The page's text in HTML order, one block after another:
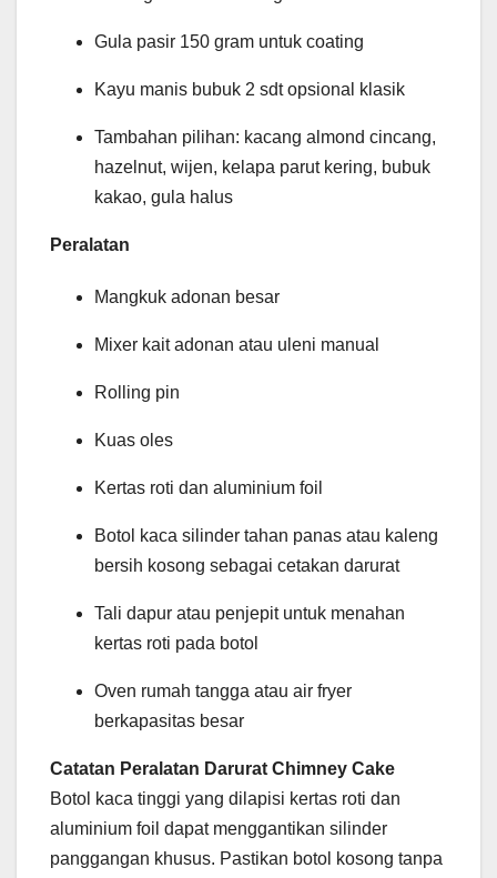
Gula pasir 150 gram untuk coating
Kayu manis bubuk 2 sdt opsional klasik
Tambahan pilihan: kacang almond cincang,
hazelnut, wijen, kelapa parut kering, bubuk
kakao, gula halus
Peralatan
Mangkuk adonan besar
Mixer kait adonan atau uleni manual
Rolling pin
Kuas oles
Kertas roti dan aluminium foil
Botol kaca silinder tahan panas atau kaleng
bersih kosong sebagai cetakan darurat
Tali dapur atau penjepit untuk menahan
kertas roti pada botol
Oven rumah tangga atau air fryer
berkapasitas besar
Catatan Peralatan Darurat Chimney Cake
Botol kaca tinggi yang dilapisi kertas roti dan
aluminium foil dapat menggantikan silinder
panggangan khusus. Pastikan botol kosong tanpa